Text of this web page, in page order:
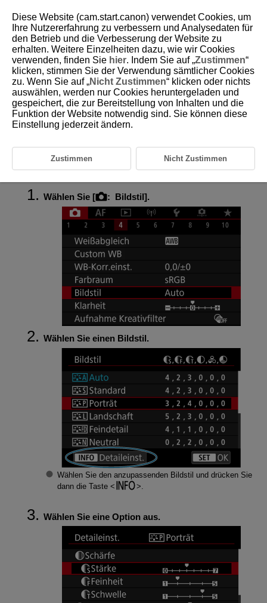
D180-073
Anpassung des Bildstils
Einstellungen und Effekte
Schwarzweißeinstellung
Wählen Sie [ : Bildstil].
Wählen Sie einen Bildstil.
Wählen Sie den anzupassenden Bildstil und drücken Sie
dann die Taste
Wählen Sie eine Option aus.
Diese Website (cam.start.canon) verwendet Cookies, um
Ihre Nutzererfahrung zu verbessern und Analysedaten für
den Betrieb und die Verbesserung der Website zu
erhalten. Weitere Einzelheiten dazu, wie wir Cookies
verwenden, finden Sie hier. Indem Sie auf „Zustimmen“
klicken, stimmen Sie der Verwendung sämtlicher Cookies
zu. Wenn Sie auf „Nicht Zustimmen“ klicken oder nichts
auswählen, werden nur Cookies heruntergeladen und
gespeichert, die zur Bereitstellung von Inhalten und die
Funktion der Website notwendig sind. Sie können diese
Einstellung jederzeit ändern.
Zustimmen Nicht Zustimmen